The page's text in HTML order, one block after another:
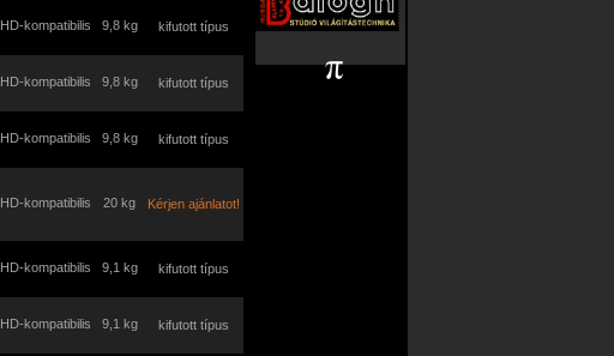
HD-kompatibilis 9,8 kg kifutott típus
HD-kompatibilis 9,8 kg kifutott típus
HD-kompatibilis 9,8 kg kifutott típus
HD-kompatibilis 20 kg Kérjen ajánlatot!
HD-kompatibilis 9,1 kg kifutott típus
HD-kompatibilis 9,1 kg kifutott típus